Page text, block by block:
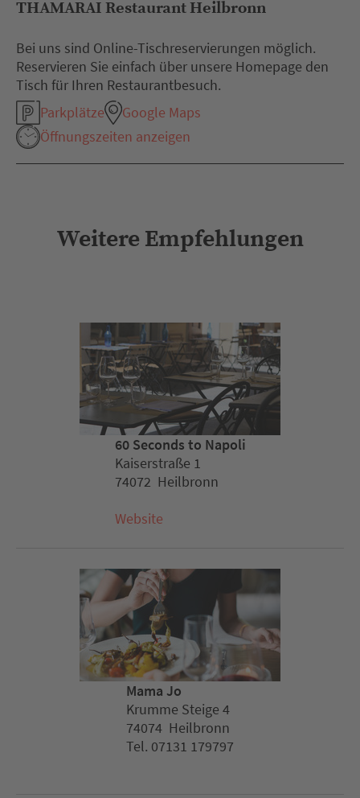
THAMARAI Restaurant Heilbronn
Bei uns sind Online-Tischreservierungen möglich.
Reservieren Sie einfach über unsere Homepage den
Tisch für Ihren Restaurantbesuch.
Parkplätze
Google Maps
Öffnungszeiten anzeigen
Weitere Empfehlungen
60 Seconds to Napoli
Kaiserstraße 1
74072 Heilbronn
Website
Mama Jo
Krumme Steige 4
74074 Heilbronn
Tel. 07131 179797